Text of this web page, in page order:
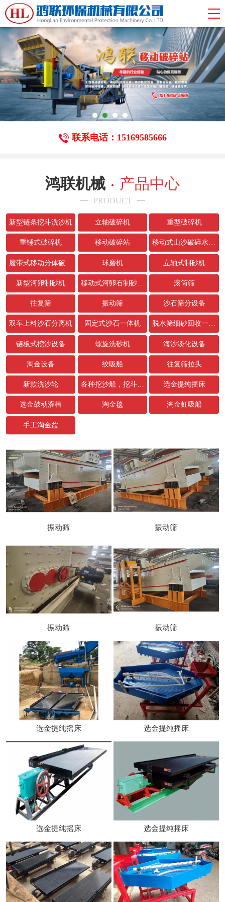
联系电话：15169585666
鸿联机械 产品中心
PRODUCT
新型链条挖斗洗沙机 立轴破碎机 重型破碎机
重锤式破碎机 移动破碎站 移动式山沙破碎水洗设备
球磨机 立轴式制砂机
新型河卵制砂机 移动式河卵石制砂生产线 滚筒筛
往复筛 振动筛 沙石筛分设备
双车上料沙石分离机 固定式沙石一体机 脱水筛细砂回收一体机
链板式挖沙设备 螺旋洗砂机 海沙淡化设备
淘金设备 绞吸船 往复筛拉头
新款洗沙轮 各种挖沙船，挖斗，链条配件 选金提纯摇床
选金鼓动溜槽 淘金毯 淘金虹吸船
手工淘金盆
振动筛 振动筛
振动筛 振动筛
选金提纯摇床 选金提纯摇床
选金提纯摇床 选金提纯摇床